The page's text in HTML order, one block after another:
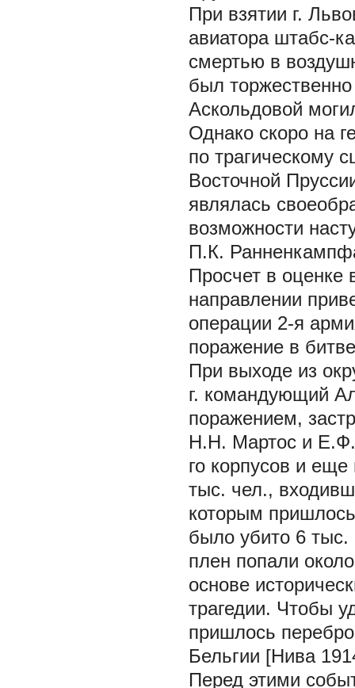
При взятии г.
авиатора штабс-
смертью в
был торжественно
Аскольдовой
Однако скоро на
по трагическому
Восточной
являлась
возможности
П.К.
Просчет в оценке
направлении
операции 2-я
поражение в
При выходе из
г. командующий
поражением,
Н.Н. Мартос и Е.Ф.
го корпусов и еще
тыс. чел.,
которым
было убито 6
плен попали
основе
трагедии. Чтобы
пришлось
Бельгии [Нива
Перед этими